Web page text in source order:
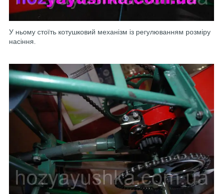
У ньому стоїть котушковий механізм із регулюванням розміру
насіння.